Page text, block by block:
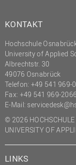
KONTAKT
Hochschule
University of Applied
Albrechtstr. 30
49076 Osnabrück
Telefon: +49 541 969-0
Fax: +49 541 969-2066
E-Mail:
© 2026 HOCHSCHULE
UNIVERSITY OF
LINKS